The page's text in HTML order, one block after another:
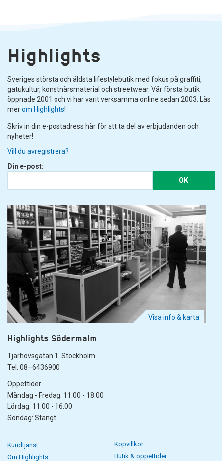
Highlights
Sveriges största och äldsta lifestylebutik med fokus på graffiti,
gatukultur, konstnärsmaterial och streetwear. Vår första butik
öppnade 2001 och vi har varit verksamma online sedan 2003. Läs
merom Highlights!
Skriv in din e-postadress här för att ta del av erbjudanden och
nyheter!
Vill du avregistrera?
Din e-post:
OK
Visa info & karta
Highlights Södermalm
Tjärhovsgatan 1. Stockholm
Tel: 08–6436900
Öppettider
Måndag - Fredag: 11.00 - 18.00
Lördag: 11.00 - 16.00
Söndag: Stängt
Kundtjänst
Om Highlights
Köpvillkor
Butik & öppettider